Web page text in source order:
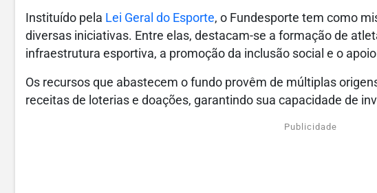
Instituído pela Lei Geral do Esporte, o Fundesporte tem como
diversas iniciativas. Entre elas, destacam-se a formação de
infraestrutura esportiva, a promoção da inclusão social e o
Os recursos que abastecem o fundo provêm de múltiplas
receitas de loterias e doações, garantindo sua capacidade de
Publicidade